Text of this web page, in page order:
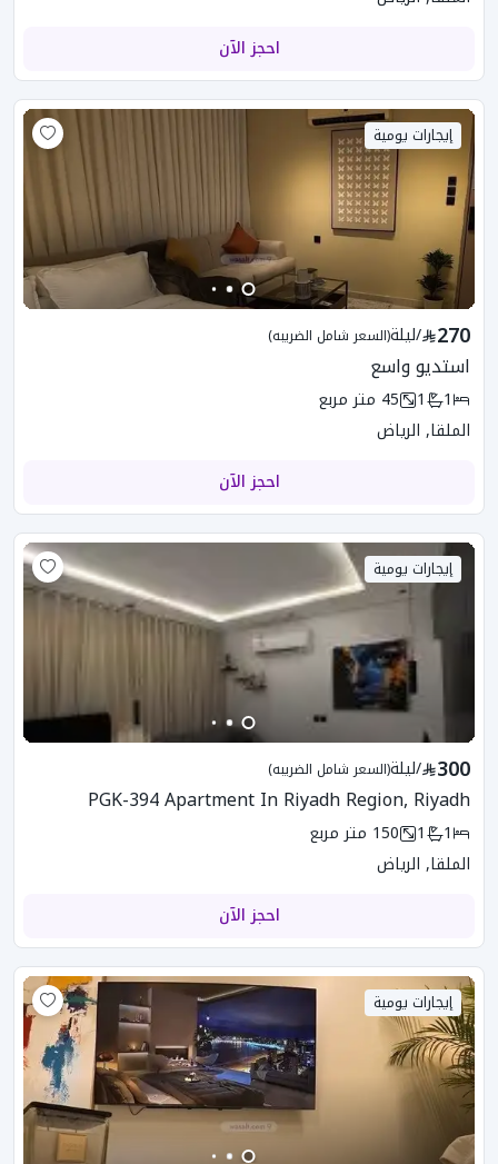
احجز الآن
إيجارات يومية
270
/ليلة(السعر شامل الضريبه)
استديو واسع
1
1
45 متر مربع
الملقا, الرياض
احجز الآن
إيجارات يومية
300
/ليلة(السعر شامل الضريبه)
PGK-394 Apartment In Riyadh Region, Riyadh
1
1
150 متر مربع
الملقا, الرياض
احجز الآن
إيجارات يومية